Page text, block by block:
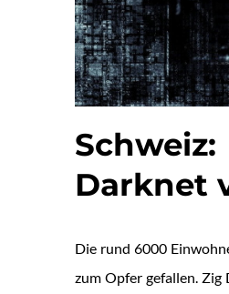
Darknet
Die rund 6000
zum Opfer gefallen.